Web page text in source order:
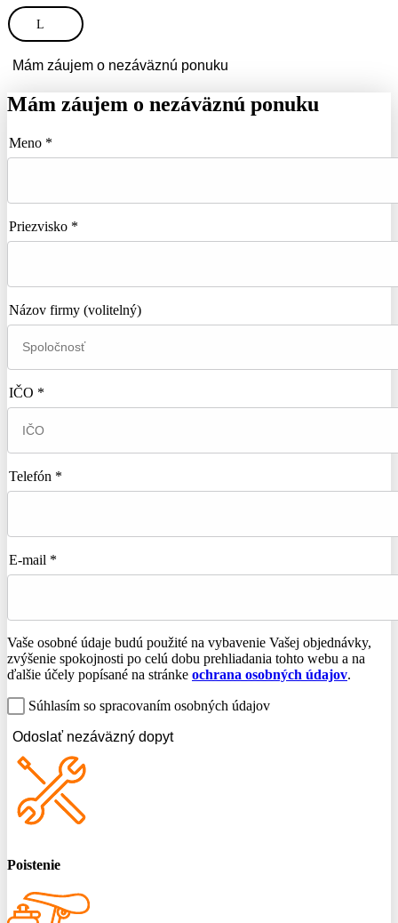
L
Mám záujem o nezáväznú ponuku
Mám záujem o nezáväznú ponuku
Meno *
Priezvisko *
Názov firmy (volitelný)
IČO *
Telefón *
E-mail *
Vaše osobné údaje budú použité na vybavenie Vašej objednávky,
zvýšenie spokojnosti po celú dobu prehliadania tohto webu a na
ďalšie účely popísané na stránke ochrana osobných údajov.
Súhlasím so spracovaním osobných údajov
Odoslať nezáväzný dopyt
Poistenie